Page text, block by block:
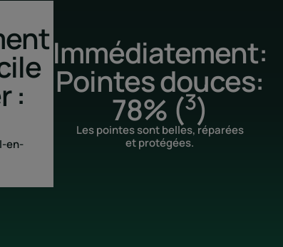
:
en-
Immédiatement:
Pointes douces:
78% (3)
Les pointes sont belles, réparées
et protégées.